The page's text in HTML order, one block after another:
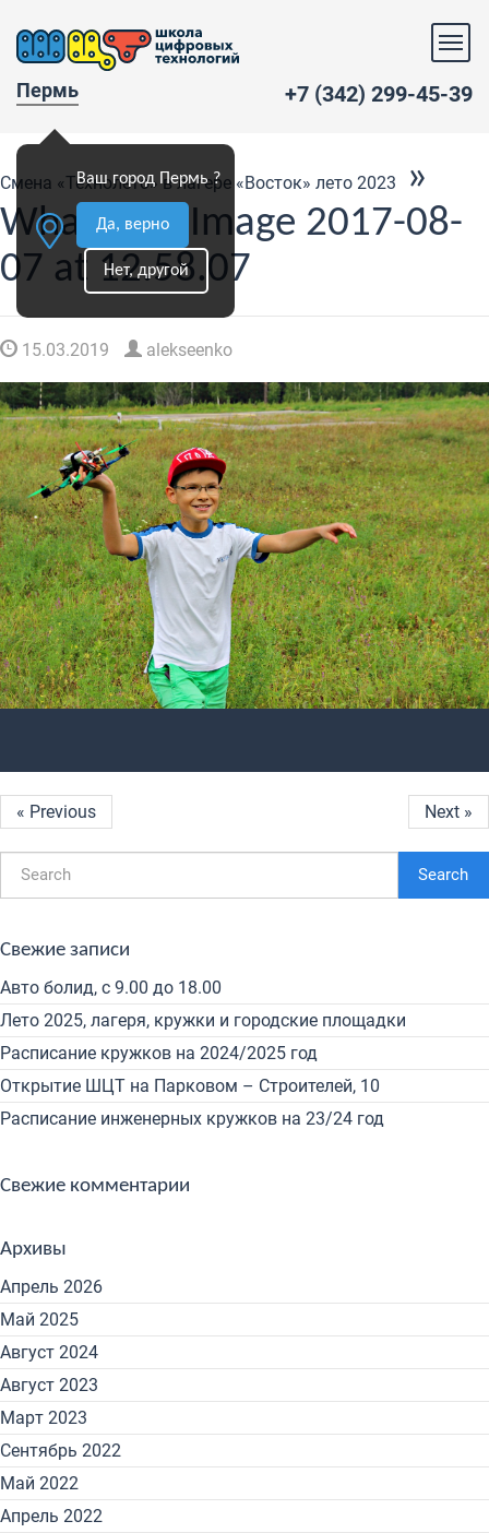
Пермь
Ваш город Пермь ?
Да, верно
Нет, другой
+7 (342) 299-45-39
Смена «Технолето» в лагере «Восток» лето 2023
»
WhatsApp Image 2017-08-
07 at 12.58.07
15.03.2019 alekseenko
« Previous Next »
Search
Свежие записи
Авто болид, с 9.00 до 18.00
Лето 2025, лагеря, кружки и городские площадки
Расписание кружков на 2024/2025 год
Открытие ШЦТ на Парковом – Строителей, 10
Расписание инженерных кружков на 23/24 год
Свежие комментарии
Архивы
Апрель 2026
Май 2025
Август 2024
Август 2023
Март 2023
Сентябрь 2022
Май 2022
Апрель 2022